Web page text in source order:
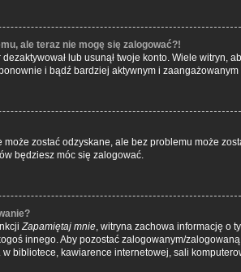
ale teraz nie mogę się zalogować?!
lub usunął twoje konto. Wiele
i bądź bardziej aktywnym i
zostać odzyskane, ale bez problemu może
będziesz móc się zalogować.
Zapamiętaj mnie, witryna zachowa informację o
innego. Aby pozostać zalogowanym/
bibliotece, kawiarence internetowej, sali